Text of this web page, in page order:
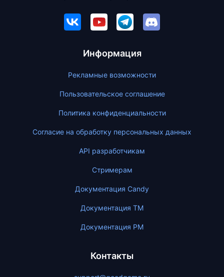
Информация
Рекламные возможности
Пользовательское соглашение
Политика конфиденциальности
Согласие на обработку персональных данных
API разработчикам
Стримерам
Документация Candy
Документация ТМ
Документация PM
Контакты